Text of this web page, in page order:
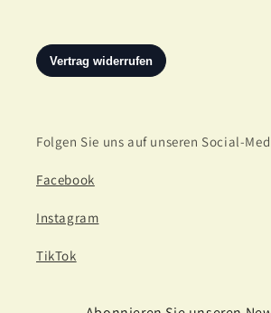
Folgen Sie uns auf unseren Social-
Facebook
Instagram
TikTok